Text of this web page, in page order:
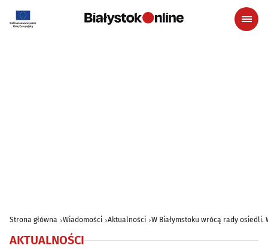
Strona główna Wiadomości Aktualności W Białymstoku wrócą rady
AKTUALNOŚCI